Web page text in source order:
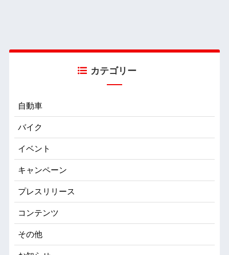
カテゴリー
自動車
バイク
イベント
キャンペーン
プレスリリース
コンテンツ
その他